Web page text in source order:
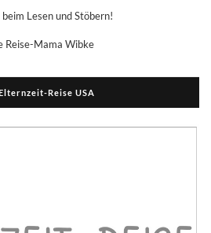
Lesen und Stöbern!
Reise-Mama Wibke
Reise USA